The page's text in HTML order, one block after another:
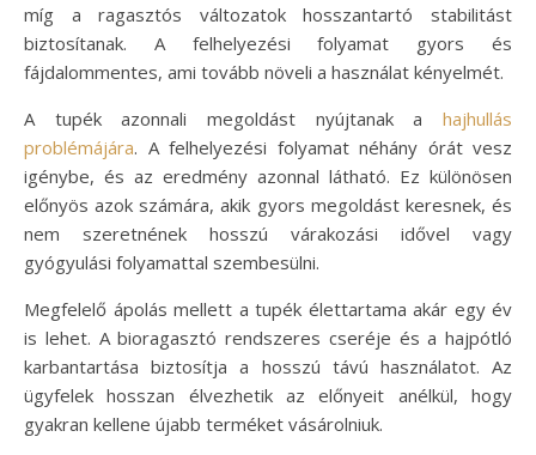
míg a ragasztós változatok hosszantartó stabilitást
biztosítanak. A felhelyezési folyamat gyors és
fájdalommentes, ami tovább növeli a használat kényelmét.
A tupék azonnali megoldást nyújtanak a hajhullás
problémájára. A felhelyezési folyamat néhány órát vesz
igénybe, és az eredmény azonnal látható. Ez különösen
előnyös azok számára, akik gyors megoldást keresnek, és
nem szeretnének hosszú várakozási idővel vagy
gyógyulási folyamattal szembesülni.
Megfelelő ápolás mellett a tupék élettartama akár egy év
is lehet. A bioragasztó rendszeres cseréje és a hajpótló
karbantartása biztosítja a hosszú távú használatot. Az
ügyfelek hosszan élvezhetik az előnyeit anélkül, hogy
gyakran kellene újabb terméket vásárolniuk.